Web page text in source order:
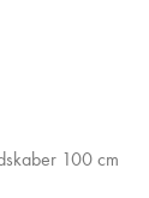
100 cm